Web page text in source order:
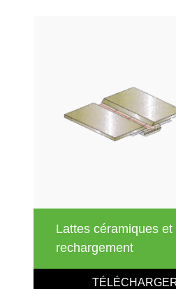
Lattes céramiques
rechargement